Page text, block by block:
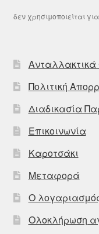
δεν χρησιμοποιείται
Ανταλλακτικά
Πολιτική
Διαδικασία
Επικοινωνία
Καροτσάκι
Μεταφορά
Ο
Ολοκλήρωση